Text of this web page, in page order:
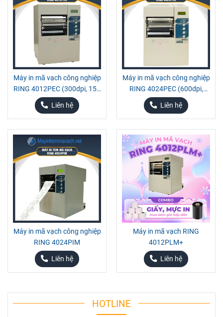
Máy in mã vạch công nghiệp
RING 4012PEC (300dpi, 150
mm/s)
Liên hệ
Máy in mã vạch công nghiệp
RING 4024PEC (600dpi,
128MB)
Liên hệ
Máy in mã vạch công nghiệp
RING 4024PIM
Liên hệ
Máy in mã vạch RING
4012PLM+
Liên hệ
HOTLINE